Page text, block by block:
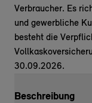
Verbraucher. Es
und gewerbliche
besteht die
30.09.2026.
Beschreibung